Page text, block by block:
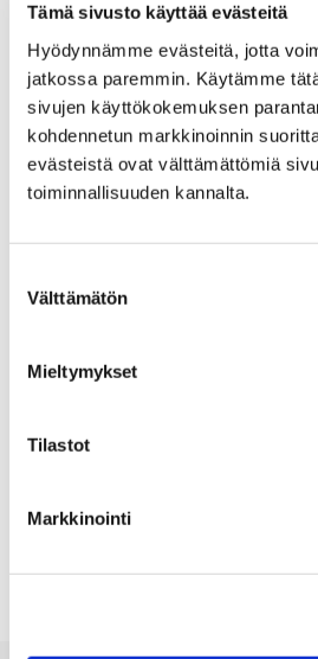
Tämä sivusto käyttää evästeitä
Hyödynnämme evästeitä, jotta
jatkossa paremmin. Käytämme
sivujen käyttökokemuksen
kohdennetun markkinoinnin
evästeistä ovat välttämättömiä
toiminnallisuuden kannalta.
valinta
Välttämätön
Mieltymykset
Tilastot
Markkinointi
Koto soi taideteemaisessa
20 syyskuun, 2018
Teemana on tänä vuonna taide.